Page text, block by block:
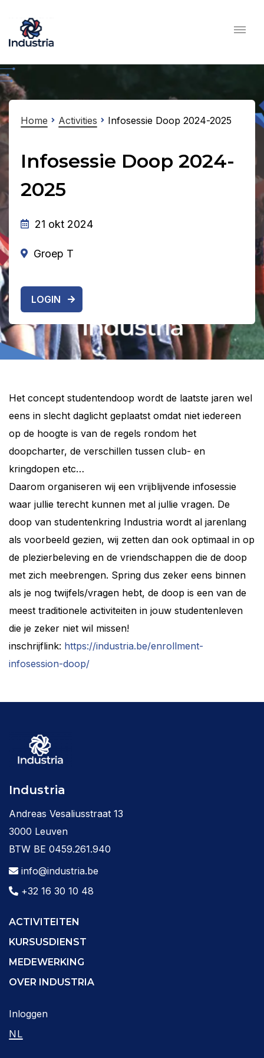
Home Activities Infosessie Doop 2024-2025
Infosessie Doop 2024-
2025
21 okt 2024
Groep T
LOGIN
Het concept studentendoop wordt de laatste jaren wel
eens in slecht daglicht geplaatst omdat niet iedereen
op de hoogte is van de regels rondom het
doopcharter, de verschillen tussen club- en
kringdopen etc…
Daarom organiseren wij een vrijblijvende infosessie
waar jullie terecht kunnen met al jullie vragen. De
doop van studentenkring Industria wordt al jarenlang
als voorbeeld gezien, wij zetten dan ook optimaal in op
de plezierbeleving en de vriendschappen die de doop
met zich meebrengen. Spring dus zeker eens binnen
als je nog twijfels/vragen hebt, de doop is een van de
meest traditionele activiteiten in jouw studentenleven
die je zeker niet wil missen!
inschrijflink: https://industria.be/enrollment-
infosession-doop/
Industria
Andreas Vesaliusstraat 13
3000 Leuven
BTW BE 0459.261.940
info@industria.be
+32 16 30 10 48
ACTIVITEITEN
KURSUSDIENST
MEDEWERKING
OVER INDUSTRIA
Inloggen
NL